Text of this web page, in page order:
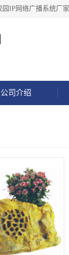
公司介绍